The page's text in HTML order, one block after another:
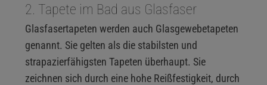
2. Tapete im Bad aus Glasfaser
Glasfasertapeten werden auch Glasgewebetapeten
genannt. Sie gelten als die stabilsten und
strapazierfähigsten Tapeten überhaupt. Sie
zeichnen sich durch eine hohe Reißfestigkeit, durch